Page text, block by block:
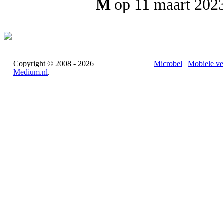
M op 11 maart
Copyright © 2008 - 2026
Medium.nl.
Microbel | Mobiele